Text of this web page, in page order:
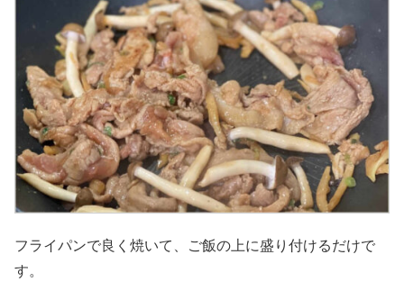
フライパンで良く焼いて、ご飯の上に盛り付けるだけで
す。